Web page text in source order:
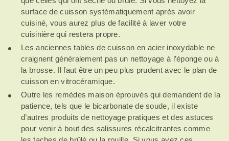
surface de cuisson systématiquement après avoir
cuisiné, vous aurez plus de facilité à laver votre
cuisinière qui restera propre.
Les anciennes tables de cuisson en acier inoxydable ne
craignent généralement pas un nettoyage à l’éponge ou à
la brosse. Il faut être un peu plus prudent avec le plan de
cuisson en vitrocéramique.
Outre les remèdes maison éprouvés qui demandent de la
patience, tels que le bicarbonate de soude, il existe
d’autres produits de nettoyage pratiques et des astuces
pour venir à bout des salissures récalcitrantes comme